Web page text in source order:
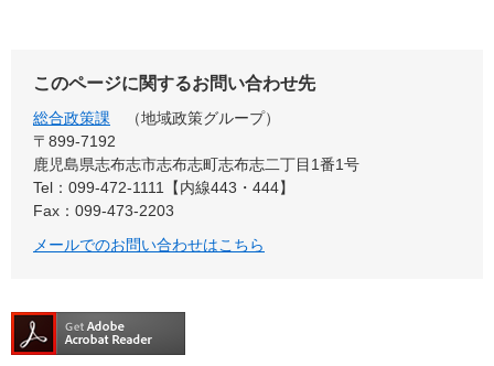
このページに関するお問い合わせ先
総合政策課
地域政策グループ
〒899‐7192
鹿児島県志布志市志布志町志布志二丁目1番1号
Tel：099-472-1111【内線443・444】
Fax：099-473-2203
メールでのお問い合わせはこちら